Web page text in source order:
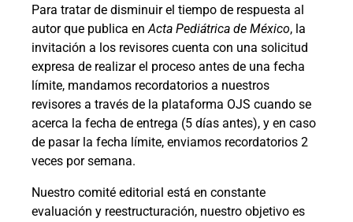
Para tratar de disminuir el tiempo de respuesta al
autor que publica enActa Pediátrica de México, la
invitación a los revisores cuenta con una solicitud
expresa de realizar el proceso antes de una fecha
límite, mandamos recordatorios a nuestros
revisores a través de la plataforma OJS cuando se
acerca la fecha de entrega (5 días antes), y en caso
de pasar la fecha límite, enviamos recordatorios 2
veces por semana.
Nuestro comité editorial está en constante
evaluación y reestructuración, nuestro objetivo es